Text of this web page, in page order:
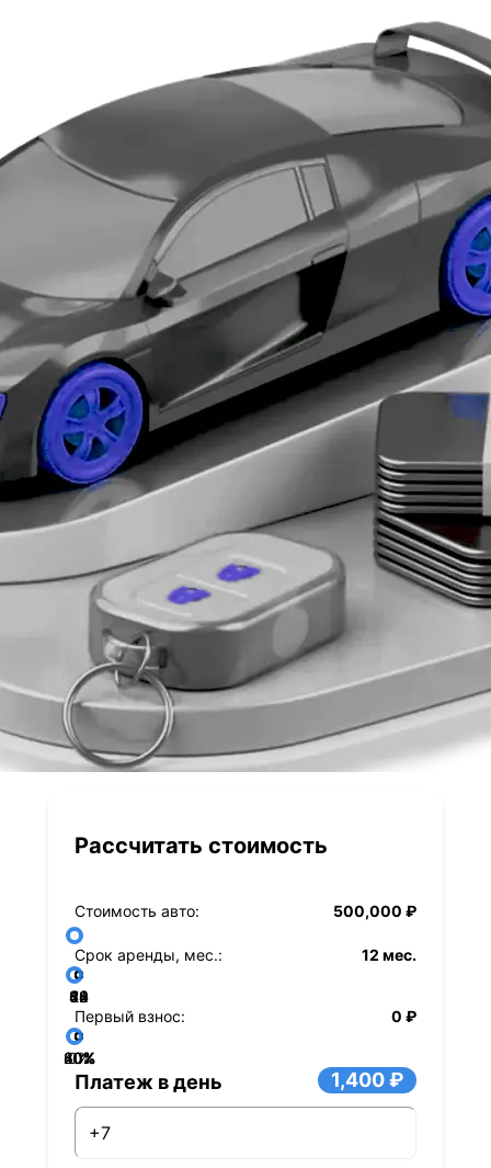
Рассчитать стоимость
Стоимость авто: 500,000 ₽
Срок аренды, мес.: 12 мес.
12
24
36
48
60
72
84
Первый взнос:
0 ₽
0%
20%
40%
60%
80%
Платеж в день 1,400 ₽